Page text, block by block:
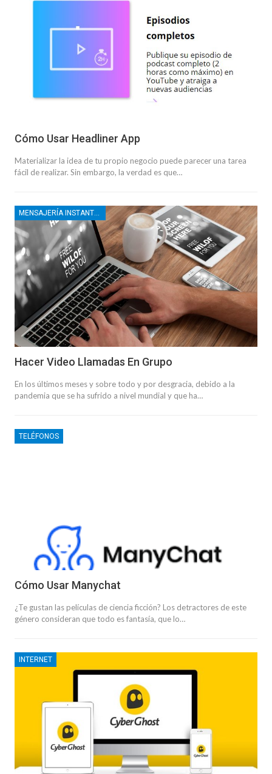
Cómo Usar Headliner App
Materializar la idea de tu propio negocio puede parecer una tarea
fácil de realizar. Sin embargo, la verdad es que…
Hacer Video Llamadas En Grupo
En los últimos meses y sobre todo y por desgracia, debido a la
pandemia que se ha sufrido a nivel mundial y que ha…
TELÉFONOS
Cómo Usar Manychat
¿Te gustan las películas de ciencia ficción? Los detractores de este
género consideran que todo es fantasía, que lo…
INTERNET